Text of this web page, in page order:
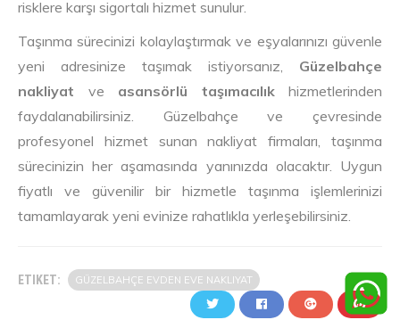
risklere karşı sigortalı hizmet sunulur.
Taşınma sürecinizi kolaylaştırmak ve eşyalarınızı güvenle
yeni adresinize taşımak istiyorsanız, Güzelbahçe
nakliyat ve asansörlü taşımacılıkhizmetlerinden
faydalanabilirsiniz. Güzelbahçe ve çevresinde
profesyonel hizmet sunan nakliyat firmaları, taşınma
sürecinizin her aşamasında yanınızda olacaktır. Uygun
fiyatlı ve güvenilir bir hizmetle taşınma işlemlerinizi
tamamlayarak yeni evinize rahatlıkla yerleşebilirsiniz.
ETIKET: GÜZELBAHÇE EVDEN EVE NAKLIYAT